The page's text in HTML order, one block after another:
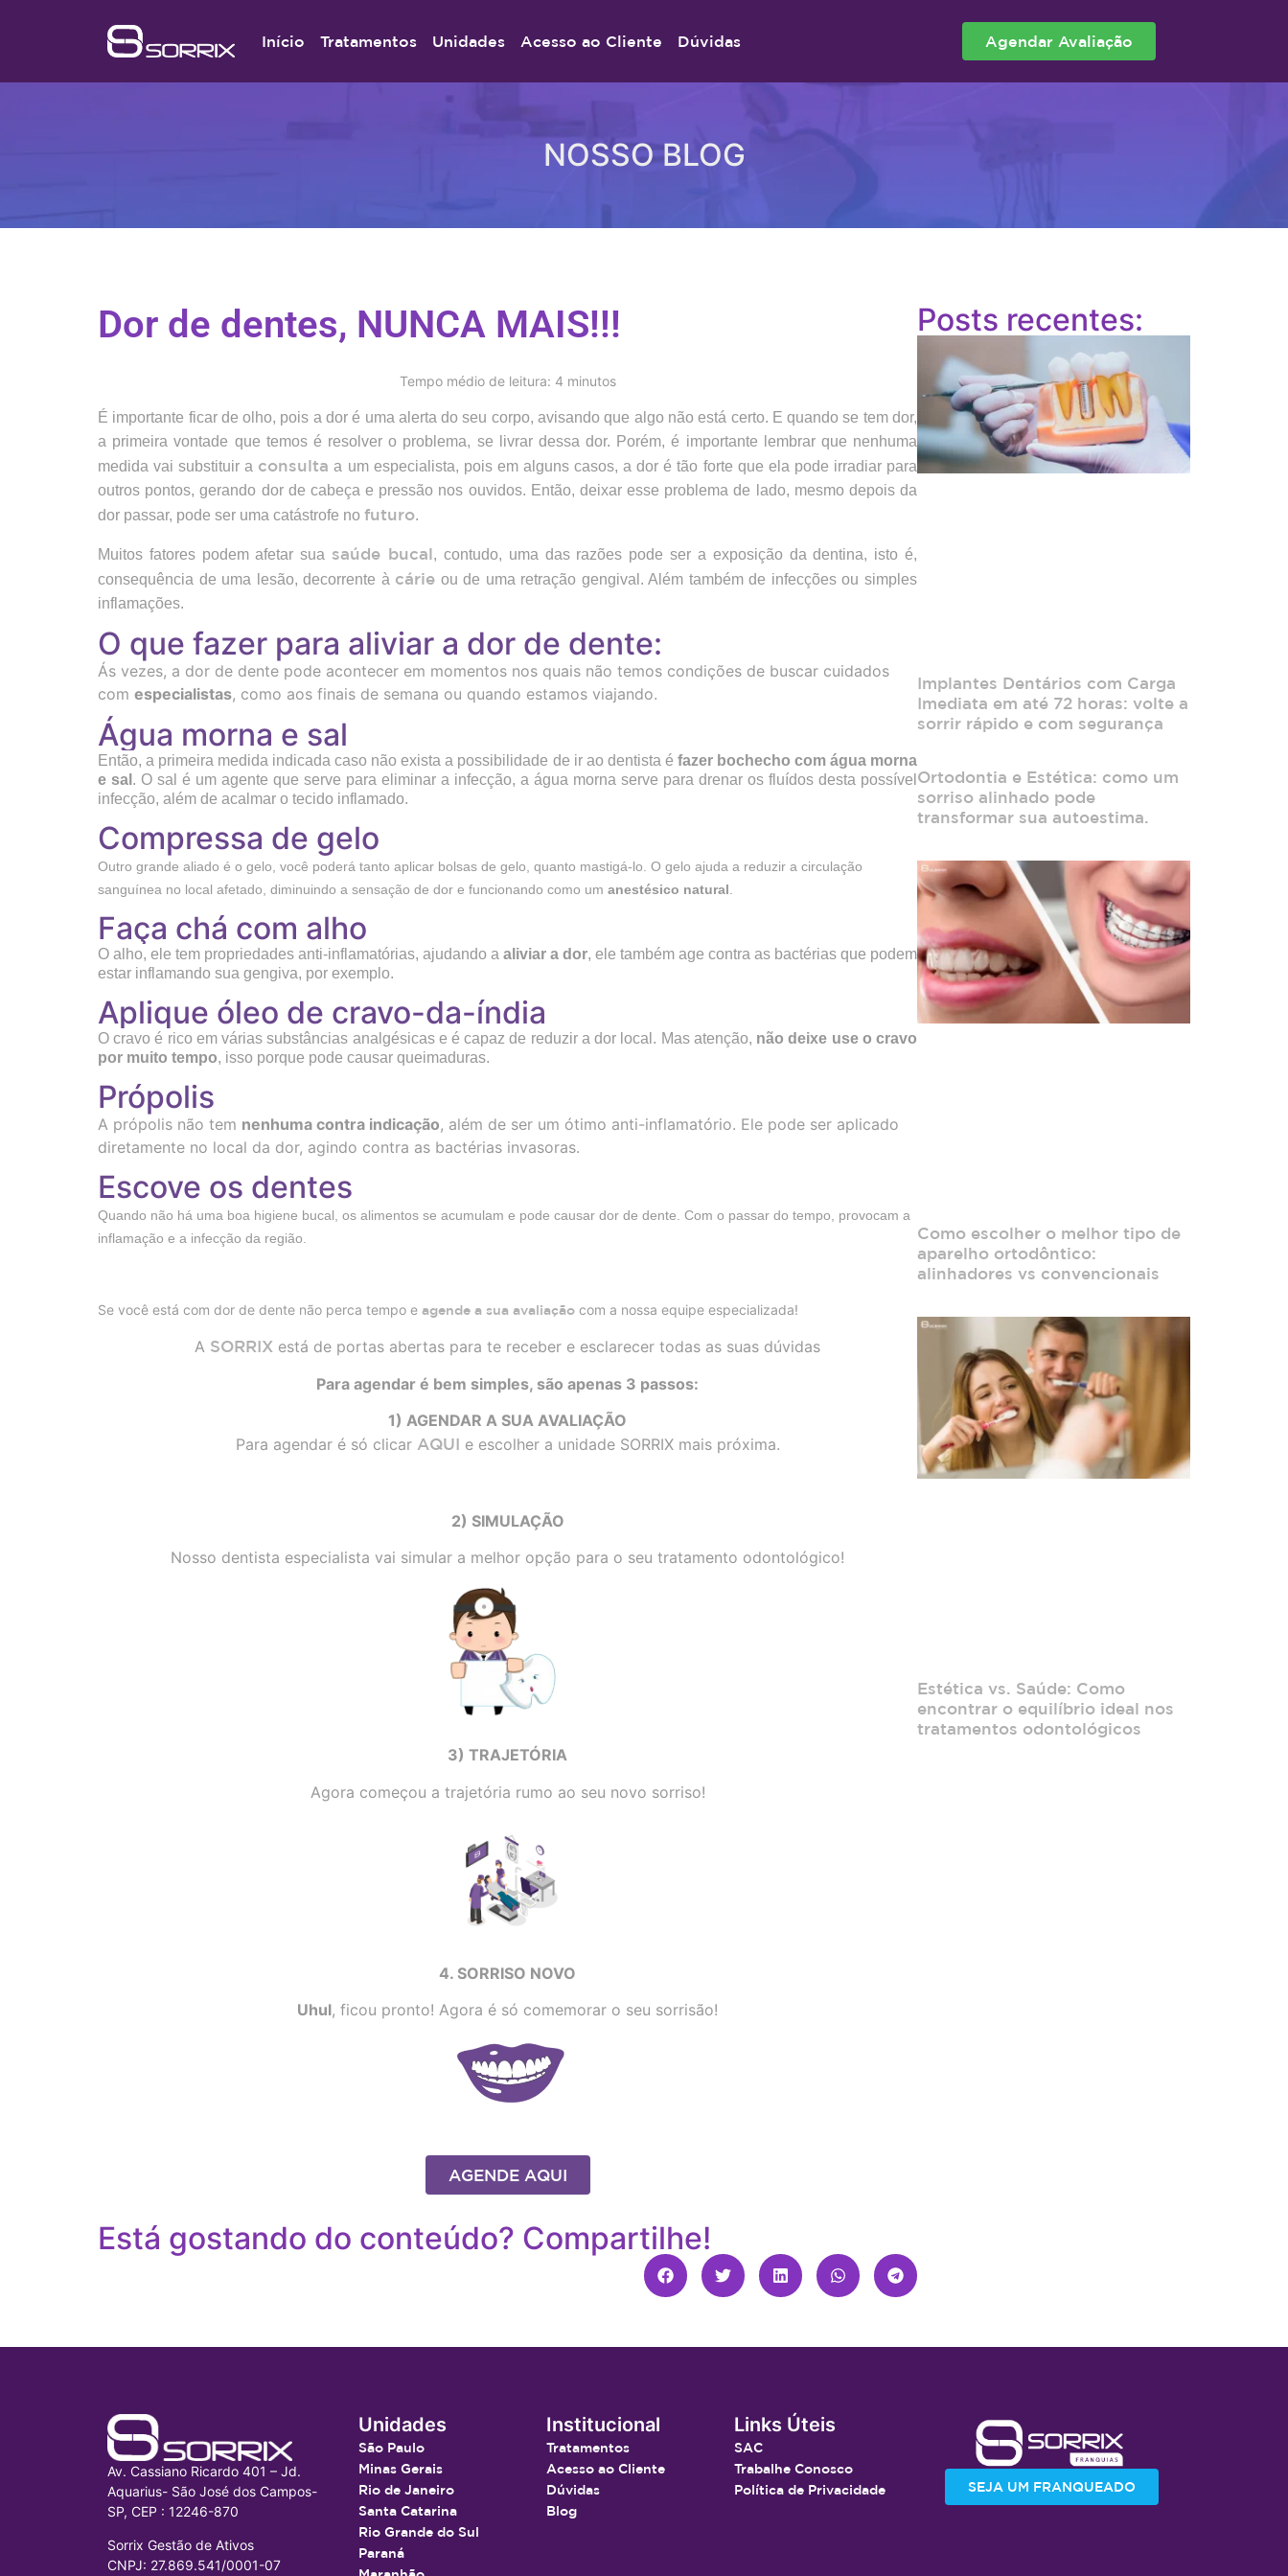
Início Tratamentos Unidades Acesso ao Cliente Dúvidas Agendar Avaliação
NOSSO BLOG
Dor de dentes, NUNCA MAIS!!!
Tempo médio de leitura: 4 minutos
É importante ficar de olho, pois a dor é uma alerta do seu corpo, avisando que algo não está certo. E quando se tem dor,
a primeira vontade que temos é resolver o problema, se livrar dessa dor. Porém, é importante lembrar que nenhuma
medida vai substituir a consulta a um especialista, pois em alguns casos, a dor é tão forte que ela pode irradiar para
outros pontos, gerando dor de cabeça e pressão nos ouvidos. Então, deixar esse problema de lado, mesmo depois da
dor passar, pode ser uma catástrofe no futuro.
Muitos fatores podem afetar sua saúde bucal, contudo, uma das razões pode ser a exposição da dentina, isto é,
consequência de uma lesão, decorrente à cárie ou de uma retração gengival. Além também de infecções ou simples
inflamações.
O que fazer para aliviar a dor de dente:
Ás vezes, a dor de dente pode acontecer em momentos nos quais não temos condições de buscar cuidados
com especialistas, como aos finais de semana ou quando estamos viajando.
Água morna e sal
Então, a primeira medida indicada caso não exista a possibilidade de ir ao dentista é fazer bochecho com água morna
e sal . O sal é um agente que serve para eliminar a infecção, a água morna serve para drenar os fluídos desta possível
infecção, além de acalmar o tecido inflamado.
Compressa de gelo
Outro grande aliado é o gelo, você poderá tanto aplicar bolsas de gelo, quanto mastigá-lo. O gelo ajuda a reduzir a circulação
sanguínea no local afetado, diminuindo a sensação de dor e funcionando como um anestésico natural
Faça chá com alho
O alho, ele tem propriedades anti-inflamatórias, ajudando a aliviar a dor, ele também age contra as bactérias que podem
estar inflamando sua gengiva, por exemplo.
Aplique óleo de cravo-da-índia
O cravo é rico em várias substâncias analgésicas e é capaz de reduzir a dor local. Mas atenção, não deixe use o cravo
por muito tempo, isso porque pode causar queimaduras.
Própolis
A própolis não tem nenhuma contra indicação, além de ser um ótimo anti-inflamatório. Ele pode ser aplicado
diretamente no local da dor, agindo contra as bactérias invasoras.
Escove os dentes
Quando não há uma boa higiene bucal, os alimentos se acumulam e pode causar dor de dente. Com o passar do tempo, provocam a
inflamação e a infecção da região.
Se você está com dor de dente não perca tempo e agende a sua avaliação com a nossa equipe especializada!
A SORRIX está de portas abertas para te receber e esclarecer todas as suas dúvidas
Para agendar é bem simples, são apenas 3 passos:
1) AGENDAR A SUA AVALIAÇÃO
Para agendar é só clicar AQUI e escolher a unidade SORRIX mais próxima.
2) SIMULAÇÃO
Nosso dentista especialista vai simular a melhor opção para o seu tratamento odontológico!
3) TRAJETÓRIA
Agora começou a trajetória rumo ao seu novo sorriso!
4. SORRISO NOVO
Uhul, ficou pronto! Agora é só comemorar o seu sorrisão!
AGENDE AQUI
Está gostando do conteúdo? Compartilhe!
Posts recentes:
Implantes Dentários com Carga
Imediata em até 72 horas: volte a
sorrir rápido e com segurança
Ortodontia e Estética: como um
sorriso alinhado pode
transformar sua autoestima.
Como escolher o melhor tipo de
aparelho ortodôntico:
alinhadores vs convencionais
Estética vs. Saúde: Como
encontrar o equilíbrio ideal nos
tratamentos odontológicos
Av. Cassiano Ricardo 401 – Jd.
Aquarius- São José dos Campos-
SP, CEP : 12246-870
Sorrix Gestão de Ativos
CNPJ: 27.869.541/0001-07
Unidades
São Paulo
Minas Gerais
Rio de Janeiro
Santa Catarina
Rio Grande do Sul
Paraná
Institucional
Tratamentos
Acesso ao Cliente
Dúvidas
Blog
Links Úteis
SAC
Trabalhe Conosco
Política de Privacidade
SEJA UM FRANQUEADO